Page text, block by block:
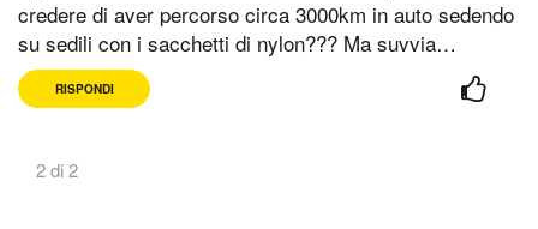
credere di aver percorso circa 3000km in auto sedendo
su sedili con i sacchetti di nylon??? Ma suvvia…
RISPONDI
2 di 2